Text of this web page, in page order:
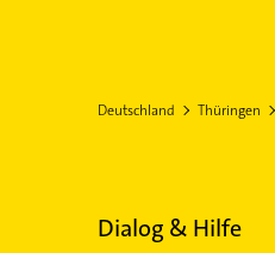
Deutschland Thüringen
Dialog & Hilfe